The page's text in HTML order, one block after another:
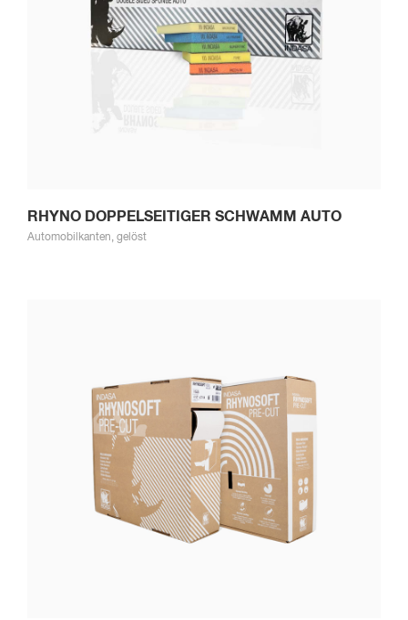
RHYNO DOPPELSEITIGER SCHWAMM AUTO
Automobilkanten, gelöst